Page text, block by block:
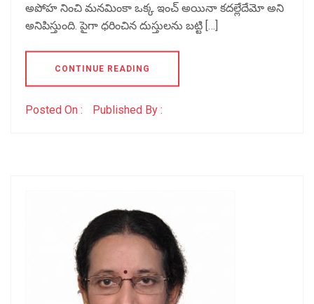
అపోహ నించి మనమింకా ఒక్క ఇంచ్ అయినా కదల్లేదేమో అని
అనిపిస్తుంది. పైగా ధరించిన దుస్తులను బట్టి […]
CONTINUE READING
Posted On : Published By :